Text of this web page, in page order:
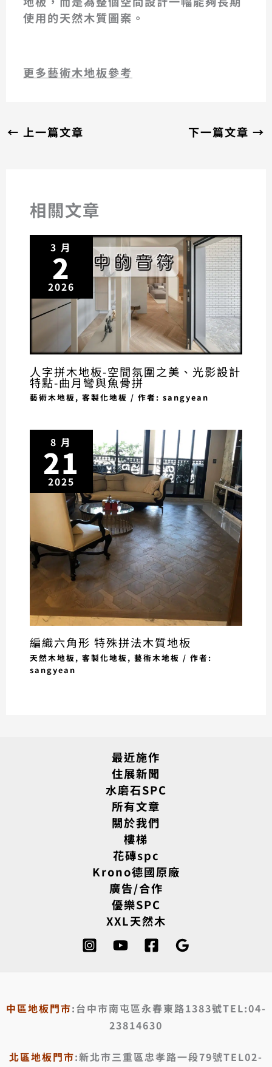
使用的天然木質圖案。
更多藝術木地板參考
← 上一篇文章 下一篇文章→
相關文章
3 月
2
2026
人字拼木地板-空間氛圍之美、光影設計
特點-曲月彎與魚骨拼
藝術木地板, 客製化地板 / 作者: sangyean
8 月
21
2025
編織六角形 特殊拼法木質地板
天然木地板, 客製化地板, 藝術木地板 / 作者:
sangyean
最近施作
住展新聞
水磨石SPC
所有文章
關於我們
樓梯
花磚spc
Krono德國原廠
廣告/合作
優樂SPC
XXL天然木
中區地板門市:台中市南屯區永春東路1383號TEL:04-
23814630
北區地板門市:新北市三重區忠孝路一段79號TEL02-